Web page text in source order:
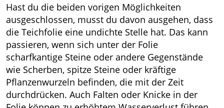
Hast du die beiden vorigen Möglichkeiten
ausgeschlossen, musst du davon ausgehen, dass
die Teichfolie eine undichte Stelle hat. Das kann
passieren, wenn sich unter der Folie
scharfkantige Steine oder andere Gegenstände
wie Scherben, spitze Steine oder kräftige
Pflanzenwurzeln befinden, die mit der Zeit
durchdrücken. Auch Falten oder Knicke in der